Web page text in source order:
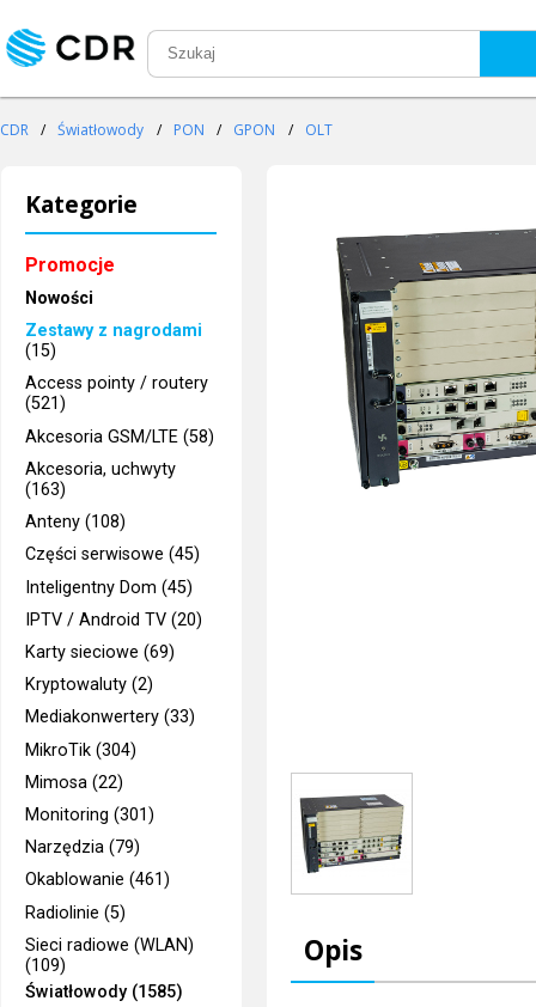
CDR / Światłowody / PON / GPON / OLT
Kategorie
Promocje
Nowości
Zestawy z nagrodami
(15)
Access pointy / routery
(521)
Akcesoria GSM/LTE (58)
Akcesoria, uchwyty
(163)
Anteny (108)
Części serwisowe (45)
Inteligentny Dom (45)
IPTV / Android TV (20)
Karty sieciowe (69)
Kryptowaluty (2)
Mediakonwertery (33)
MikroTik (304)
Mimosa (22)
Monitoring (301)
Narzędzia (79)
Okablowanie (461)
Radiolinie (5)
Sieci radiowe (WLAN)
(109)
Światłowody (1585)
Opis